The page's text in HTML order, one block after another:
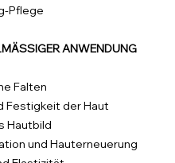
Pflege
ANWENDUNG
Falten
Festigkeit der Haut
Hautbild
und Hauterneuerung